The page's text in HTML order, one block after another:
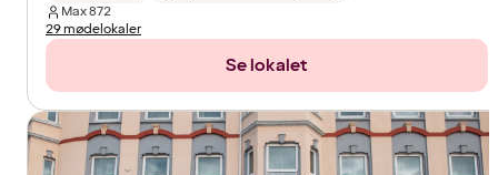
Max872
29 mødelokaler
Se lokalet